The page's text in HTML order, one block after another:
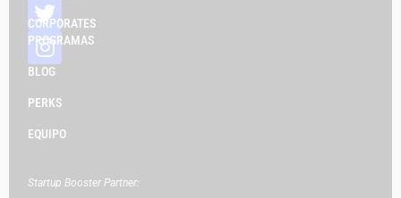
CORPORATES
PROGRAMAS
BLOG
PERKS
EQUIPO
Startup Booster Partner: